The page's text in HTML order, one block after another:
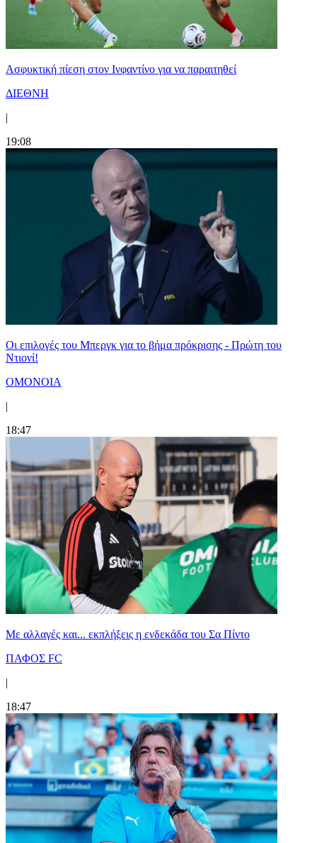
Ασφυκτική πίεση στον Ινφαντίνο για να παραιτηθεί
ΔΙΕΘΝΗ
|
19:08
Οι επιλογές του Μπεργκ για το βήμα πρόκρισης - Πρώτη του
Ντιονί!
ΟΜΟΝΟΙΑ
|
18:47
Με αλλαγές και... εκπλήξεις η ενδεκάδα του Σα Πίντο
ΠΑΦΟΣ FC
|
18:47